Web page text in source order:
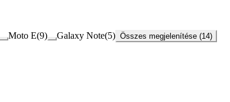
Moto E(9) Galaxy Note(5) Összes megjelenítése (14)